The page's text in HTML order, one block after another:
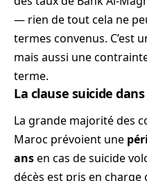
— rien de tout cela ne
termes convenus. C’est
mais aussi une
terme.
La clause suicide
La grande majorité des
Maroc prévoient une
ansen cas de suicide
décès est pris en charge